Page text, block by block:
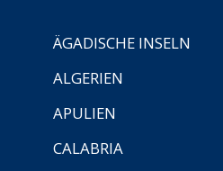
ÄGADISCHE INSELN
ALGERIEN
APULIEN
CALABRIA